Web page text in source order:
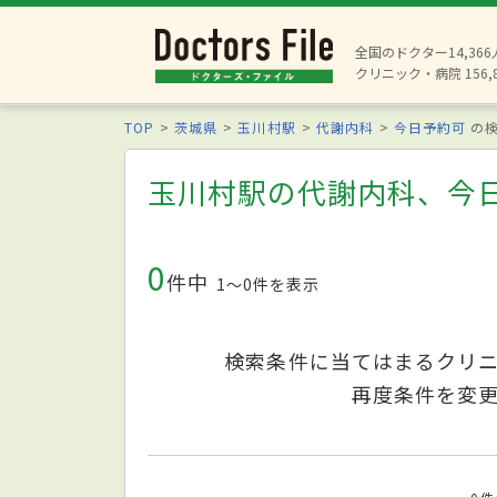
全国のドクター14,366
クリニック・病院
TOP 茨城県 玉川村駅 代謝内科 今日予約可 の
玉川村駅の代謝内科、今
0件中 1〜0件を表示
検索条件に当てはまるクリ
再度条件を変